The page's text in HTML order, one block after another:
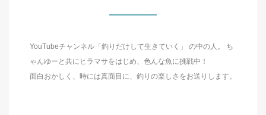
YouTubeチャンネル「釣りだけして生きていく」 の中の人。 ち
ゃんゆーと共にヒラマサをはじめ、色んな魚に挑戦中！
面白おかしく、時には真面目に、釣りの楽しさをお送りします。